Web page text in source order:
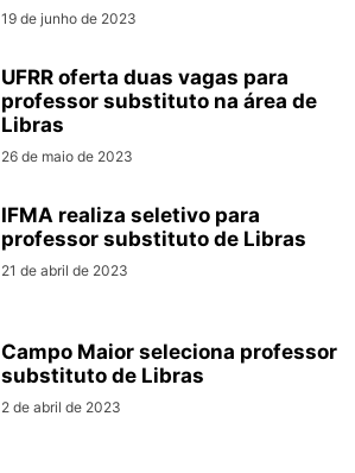
19 de junho de 2023
UFRR oferta duas vagas para
professor substituto na área de
Libras
26 de maio de 2023
IFMA realiza seletivo para
professor substituto de Libras
21 de abril de 2023
Campo Maior seleciona professor
substituto de Libras
2 de abril de 2023